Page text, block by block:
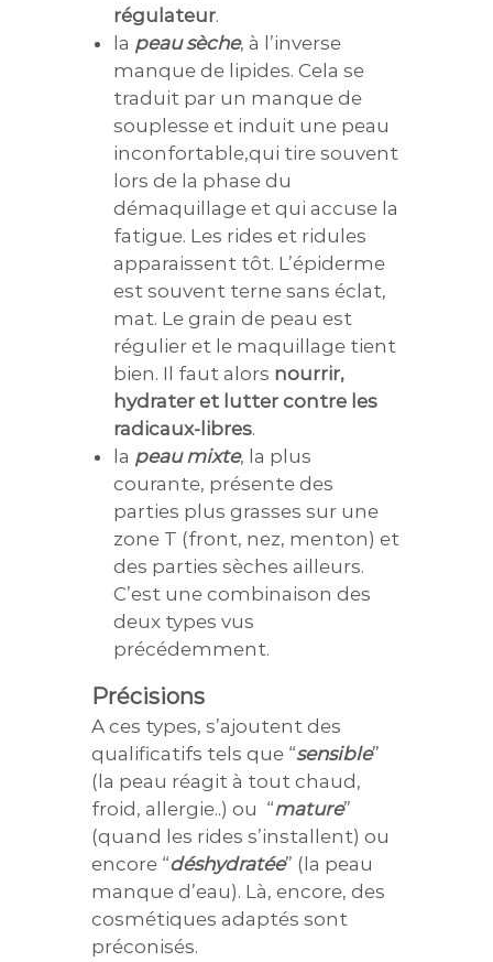
régulateur.
la peau sèche, à l’inverse
manque de lipides. Cela se
traduit par un manque de
souplesse et induit une peau
inconfortable,qui tire souvent
lors de la phase du
démaquillage et qui accuse la
fatigue. Les rides et ridules
apparaissent tôt. L’épiderme
est souvent terne sans éclat,
mat. Le grain de peau est
régulier et le maquillage tient
bien. Il faut alors nourrir,
hydrater et lutter contre les
radicaux-libres.
la peau mixte, la plus
courante, présente des
parties plus grasses sur une
zone T (front, nez, menton) et
des parties sèches ailleurs.
C’est une combinaison des
deux types vus
précédemment.
Précisions
A ces types, s’ajoutent des
qualificatifs tels que “sensible”
(la peau réagit à tout chaud,
froid, allergie..) ou “mature”
(quand les rides s’installent) ou
encore “déshydratée” (la peau
manque d’eau). Là, encore, des
cosmétiques adaptés sont
préconisés.